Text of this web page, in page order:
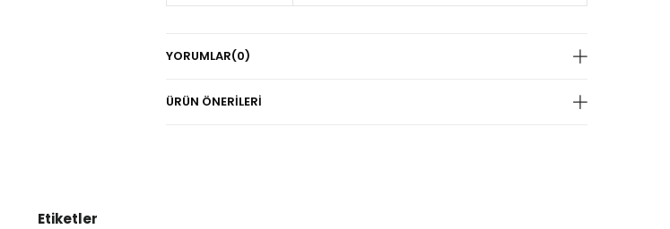
YORUMLAR(0)
ÜRÜN ÖNERILERI
Etiketler